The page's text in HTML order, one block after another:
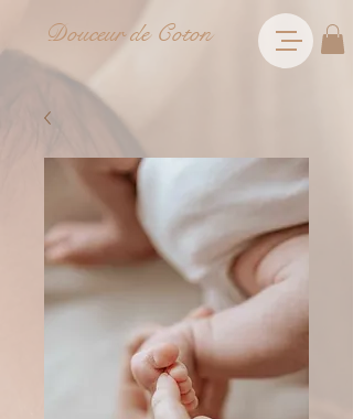
Douceur de Coton